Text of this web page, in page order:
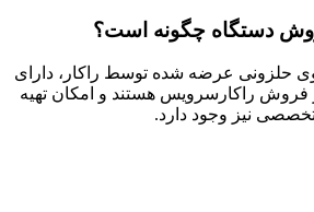
دستگاه چگونه است؟
حلزونی عرضه شده توسط راکار، دارای
فروش راکارسرویس هستند و امکان تهیه
نیز وجود دارد.